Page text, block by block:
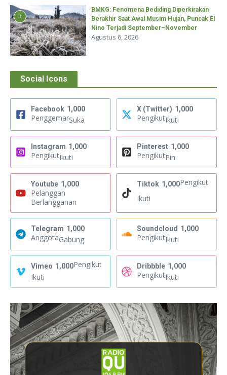
3
BMKG: Fenomena Bediding Diperkirakan
Berakhir Saat Awal Musim Hujan, Puncak El
Nino Terjadi September–November
Agustus 6, 2026
Social Icons
Facebook 1,000
PenggemarSuka
X (Twitter) 1,000
PengikutIkuti
Instagram 1,000
PengikutIkuti
Pinterest 1,000
PengikutPin
Youtube 1,000
Pelanggan
Berlangganan
Tiktok 1,000Pengikut
Ikuti
Telegram 1,000
AnggotaGabung
Soundcloud 1,000
PengikutIkuti
Vimeo 1,000Pengikut
Ikuti
Dribbble 1,000
PengikutIkuti